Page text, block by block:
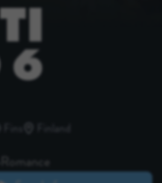
Romance